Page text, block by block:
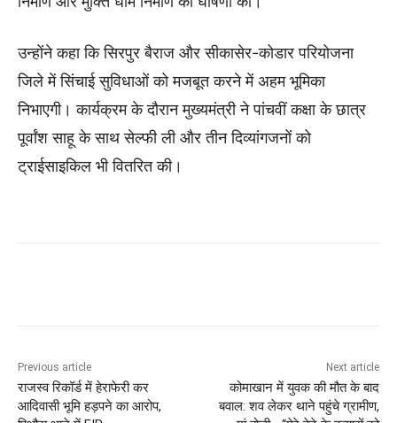
उन्होंने कहा कि सिरपुर बैराज और सीकासेर-कोडार परियोजना
जिले में सिंचाई सुविधाओं को मजबूत करने में अहम भूमिका
निभाएगी। कार्यक्रम के दौरान मुख्यमंत्री ने पांचवीं कक्षा के छात्र
पूर्वांश साहू के साथ सेल्फी ली और तीन दिव्यांगजनों को
ट्राईसाइकिल भी वितरित की।
Previous article
राजस्व रिकॉर्ड में हेराफेरी कर
आदिवासी भूमि हड़पने का आरोप,
Next article
कोमाखान में युवक की मौत के बाद
बवाल: शव लेकर थाने पहुंचे ग्रामीण,